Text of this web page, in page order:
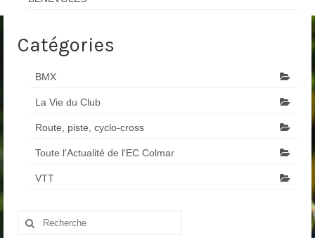
Catégories
BMX
La Vie du Club
Route, piste, cyclo-cross
Toute l'Actualité de l'EC Colmar
VTT
Rechercher